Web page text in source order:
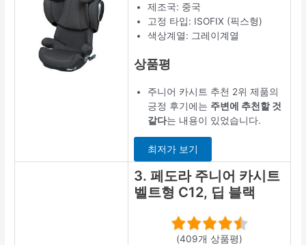
제조국: 중국
고정 타입: ISOFIX (픽스형)
색상계열: 그레이계열
상품평
주니어 카시트 추천 2위 제품의
긍정 후기에는 주변에 추천할 것
같다는 내용이 있었습니다.
최저가 보기
3. 페도라 주니어 카시트
벨트형 C12, 딥 블랙
(409개 상품평)